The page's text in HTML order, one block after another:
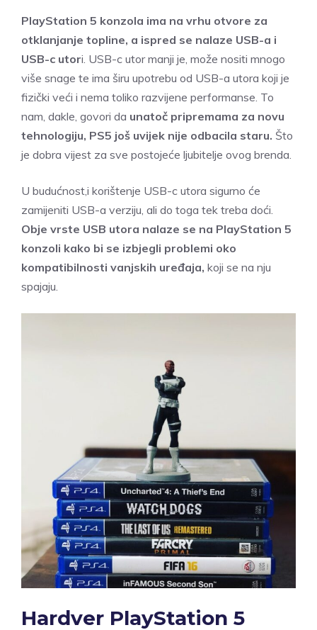
PlayStation 5 konzola ima na vrhu otvore za
otklanjanje topline, a ispred se nalaze USB-a i
USB-c utori. USB-c utor manji je, može nositi mnogo
više snage te ima širu upotrebu od USB-a utora koji je
fizički veći i nema toliko razvijene performanse. To
nam, dakle, govori da unatoč pripremama za novu
tehnologiju, PS5 još uvijek nije odbacila staru. Što
je dobra vijest za sve postojeće ljubitelje ovog brenda.
U budućnost,i korištenje USB-c utora sigurno će
zamijeniti USB-a verziju, ali do toga tek treba doći.
Obje vrste USB utora nalaze se na PlayStation 5
konzoli kako bi se izbjegli problemi oko
kompatibilnosti vanjskih uređaja, koji se na nju
spajaju.
Hardver PlayStation 5